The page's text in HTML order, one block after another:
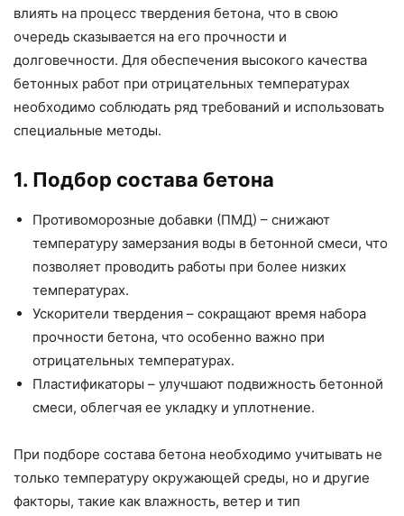
влиять на процесс твердения бетона, что в свою
очередь сказывается на его прочности и
долговечности. Для обеспечения высокого качества
бетонных работ при отрицательных температурах
необходимо соблюдать ряд требований и использовать
специальные методы.
1. Подбор состава бетона
Противоморозные добавки (ПМД) – снижают
температуру замерзания воды в бетонной смеси, что
позволяет проводить работы при более низких
температурах.
Ускорители твердения – сокращают время набора
прочности бетона, что особенно важно при
отрицательных температурах.
Пластификаторы – улучшают подвижность бетонной
смеси, облегчая ее укладку и уплотнение.
При подборе состава бетона необходимо учитывать не
только температуру окружающей среды, но и другие
факторы, такие как влажность, ветер и тип